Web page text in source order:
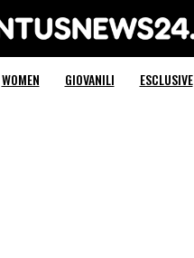
Juventus News 24
WOMEN GIOVANILI ESCLUSIVE